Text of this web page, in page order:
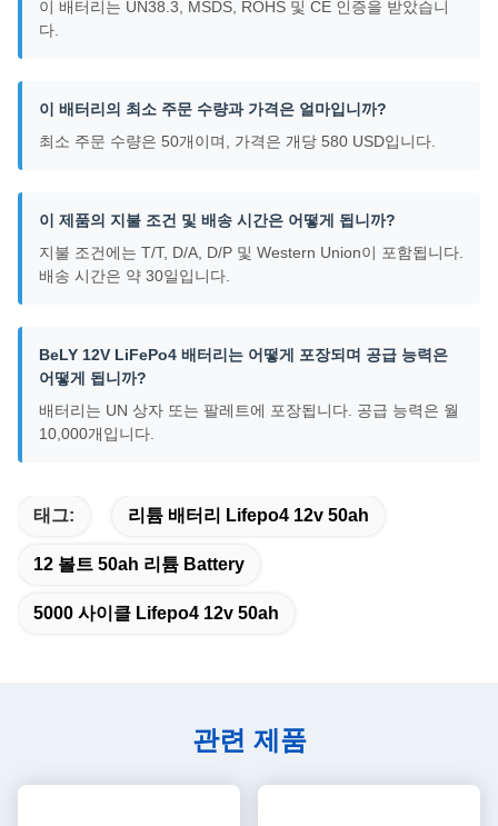
이 배터리는 UN38.3, MSDS, ROHS 및 CE 인증을 받았습니
다.
이 배터리의 최소 주문 수량과 가격은 얼마입니까?
최소 주문 수량은 50개이며, 가격은 개당 580 USD입니다.
이 제품의 지불 조건 및 배송 시간은 어떻게 됩니까?
지불 조건에는 T/T, D/A, D/P 및 Western Union이 포함됩니다.
배송 시간은 약 30일입니다.
BeLY 12V LiFePo4 배터리는 어떻게 포장되며 공급 능력은
어떻게 됩니까?
배터리는 UN 상자 또는 팔레트에 포장됩니다. 공급 능력은 월
10,000개입니다.
태그: 리튬 배터리 Lifepo4 12v 50ah
12 볼트 50ah 리튬 Battery
5000 사이클 Lifepo4 12v 50ah
관련 제품